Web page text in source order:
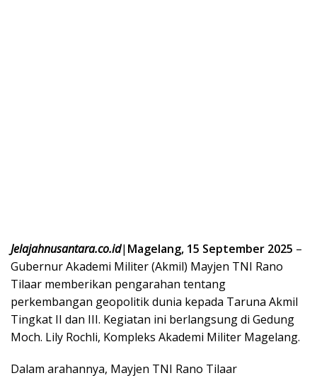
Jelajahnusantara.co.id| Magelang, 15 September 2025 –
Gubernur Akademi Militer (Akmil) Mayjen TNI Rano
Tilaar memberikan pengarahan tentang
perkembangan geopolitik dunia kepada Taruna Akmil
Tingkat II dan III. Kegiatan ini berlangsung di Gedung
Moch. Lily Rochli, Kompleks Akademi Militer Magelang.
Dalam arahannya, Mayjen TNI Rano Tilaar